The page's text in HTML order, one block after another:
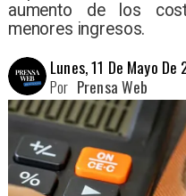
aumento de los
menores ingresos.
Lunes, 11 De Mayo
Prensa Web
Por